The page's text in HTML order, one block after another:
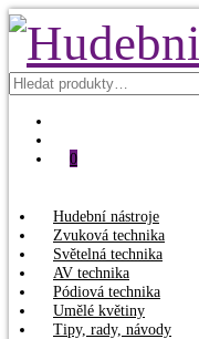
Hledat:
0
Hudební nástroje
Zvuková technika
Světelná technika
AV technika
Pódiová technika
Umělé květiny
Tipy, rady, návody